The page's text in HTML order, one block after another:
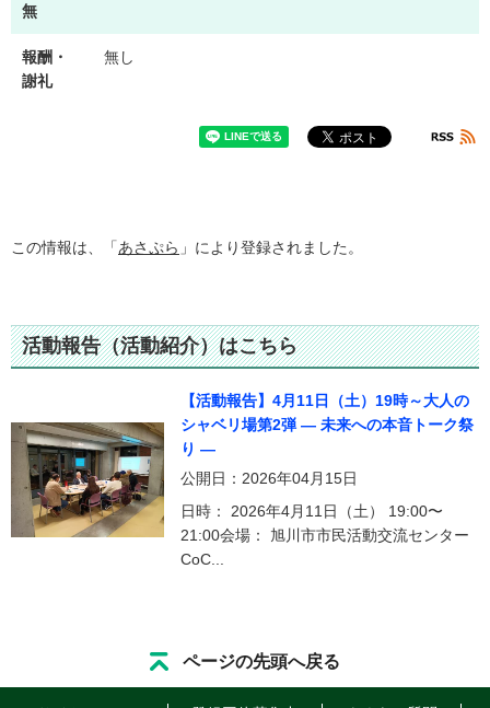
無
報酬・
謝礼
無し
この情報は、「あさぷら 」により登録されました。
活動報告（活動紹介）はこちら
【活動報告】4月11日（土）19時～大人の
シャベリ場第2弾 ― 未来への本音トーク祭
り ―
公開日：2026年04月15日
日時： 2026年4月11日（土） 19:00〜
21:00会場： 旭川市市民活動交流センター
CoC...
ページの先頭へ戻る